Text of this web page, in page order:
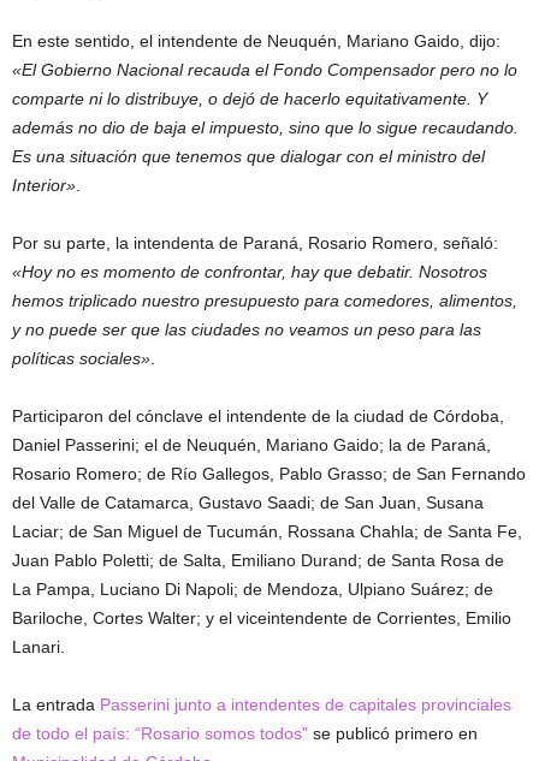
En este sentido, el intendente de Neuquén, Mariano Gaido, dijo:
«El Gobierno Nacional recauda el Fondo Compensador pero no lo
comparte ni lo distribuye, o dejó de hacerlo equitativamente. Y
además no dio de baja el impuesto, sino que lo sigue recaudando.
Es una situación que tenemos que dialogar con el ministro del
Interior».
Por su parte, la intendenta de Paraná, Rosario Romero, señaló:
«Hoy no es momento de confrontar, hay que debatir. Nosotros
hemos triplicado nuestro presupuesto para comedores, alimentos,
y no puede ser que las ciudades no veamos un peso para las
políticas sociales».
Participaron del cónclave el intendente de la ciudad de Córdoba,
Daniel Passerini; el de Neuquén, Mariano Gaido; la de Paraná,
Rosario Romero; de Río Gallegos, Pablo Grasso; de San Fernando
del Valle de Catamarca, Gustavo Saadi; de San Juan, Susana
Laciar; de San Miguel de Tucumán, Rossana Chahla; de Santa Fe,
Juan Pablo Poletti; de Salta, Emiliano Durand; de Santa Rosa de
La Pampa, Luciano Di Napoli; de Mendoza, Ulpiano Suárez; de
Bariloche, Cortes Walter; y el viceintendente de Corrientes, Emilio
Lanari.
La entrada Passerini junto a intendentes de capitales provinciales
de todo el país: “Rosario somos todos” se publicó primero en